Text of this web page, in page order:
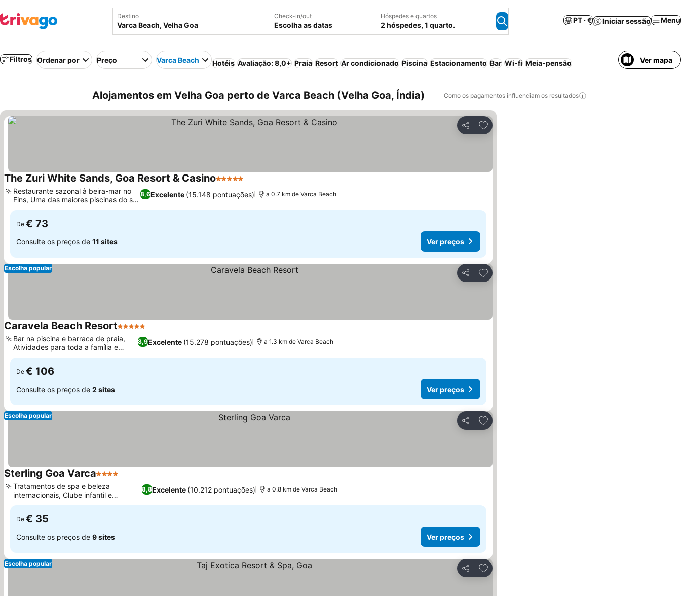
Destino Check-in/out
Escolha as datas
Hóspedes e quartos
2 hóspedes, 1 quarto.
PT · € Iniciar sessão Menu
Filtros Ordenar por Preço Varca Beach Hotéis Avaliação: 8,0+ Praia Resort Ar condicionado Piscina Estacionamento Bar Wi-fi Meia-pensão Ver mapa
Alojamentos em Velha Goa perto de Varca Beach (Velha Goa, Índia) Como os pagamentos influenciam os resultados
Partilhar
Adicionar aos favoritos
The Zuri White Sands, Goa Resort & Casino5 Estrelas
8,6Excelente (15.148 pontuações)
Restaurante sazonal à beira-mar no
Fins, Uma das maiores piscinas do sul
de Goa
a 0.7 km de Varca Beach
De € 73
Consulte os preços de 11 sites Ver preços
Partilhar
Adicionar aos favoritos
Escolha popular
Caravela Beach Resort5 Estrelas
8,9Excelente (15.278 pontuações)
Bar na piscina e barraca de praia,
Atividades para toda a família e
clube infantil
a 1.3 km de Varca Beach
De € 106
Consulte os preços de 2 sites Ver preços
Partilhar
Adicionar aos favoritos
Escolha popular
Sterling Goa Varca4 Estrelas
8,8Excelente (10.212 pontuações)
Tratamentos de spa e beleza
internacionais, Clube infantil e
playground dedicados
a 0.8 km de Varca Beach
De € 35
Consulte os preços de 9 sites Ver preços
Partilhar
Adicionar aos favoritos
Escolha popular